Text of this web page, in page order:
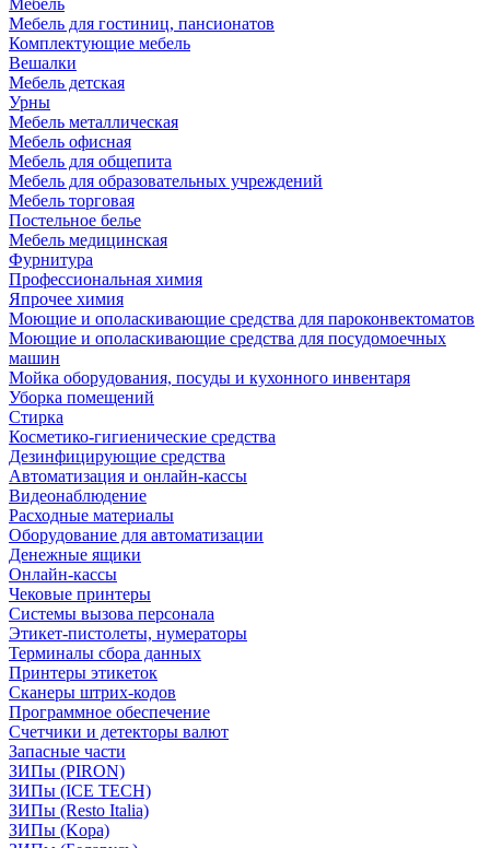
Мебель
Мебель для гостиниц, пансионатов
Комплектующие мебель
Вешалки
Мебель детская
Урны
Мебель металлическая
Мебель офисная
Мебель для общепита
Мебель для образовательных учреждений
Мебель торговая
Постельное белье
Мебель медицинская
Фурнитура
Профессиональная химия
Япрочее химия
Моющие и ополаскивающие средства для пароконвектоматов
Моющие и ополаскивающие средства для посудомоечных
машин
Мойка оборудования, посуды и кухонного инвентаря
Уборка помещений
Стирка
Косметико-гигиенические средства
Дезинфицирующие средства
Автоматизация и онлайн-кассы
Видеонаблюдение
Расходные материалы
Оборудование для автоматизации
Денежные ящики
Онлайн-кассы
Чековые принтеры
Системы вызова персонала
Этикет-пистолеты, нумераторы
Терминалы сбора данных
Принтеры этикеток
Сканеры штрих-кодов
Программное обеспечение
Счетчики и детекторы валют
Запасные части
ЗИПы (PIRON)
ЗИПы (ICE TECH)
ЗИПы (Resto Italia)
ЗИПы (Kopa)